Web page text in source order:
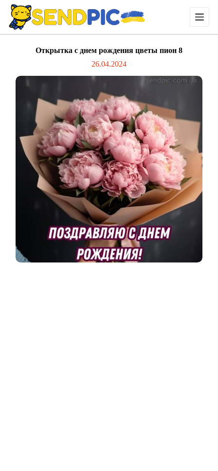
П
е
р
е
Открытка с днем рождения цветы пион 8
26.04.2024